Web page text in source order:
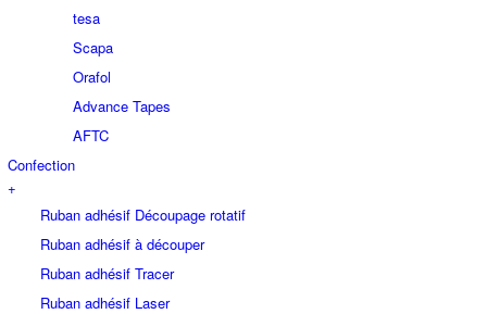
tesa
Scapa
Orafol
Advance Tapes
AFTC
Confection
+
Ruban adhésif Découpage rotatif
Ruban adhésif à découper
Ruban adhésif Tracer
Ruban adhésif Laser